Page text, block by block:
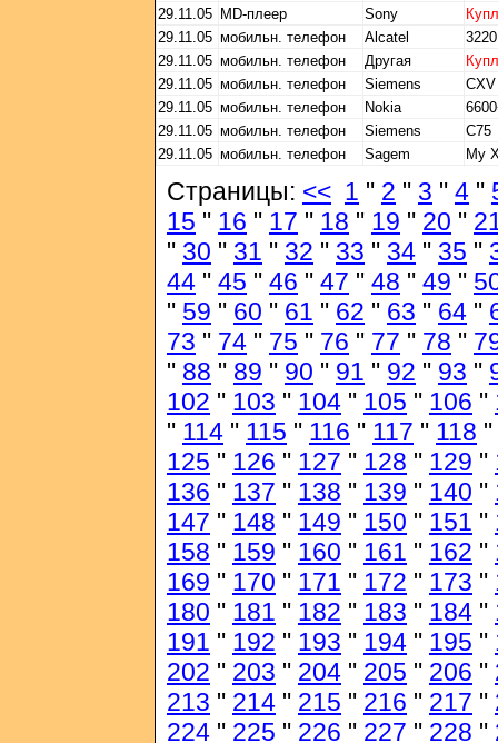
29.11.05 MD-плеер Sony
29.11.05 мобильн. телефон Alcatel
3220
29.11.05 мобильн. телефон Другая
29.11.05 мобильн. телефон Siemens
29.11.05 мобильн. телефон Nokia
29.11.05 мобильн. телефон Siemens
С75
29.11.05 мобильн. телефон Sagem My
Страницы: << 1 " 2 " 3 " 4 "
15 " 16 " 17 " 18 " 19 " 20 "
" 30 " 31 " 32 " 33 " 34 " 35 "
44 " 45 " 46 " 47 " 48 " 49 "
" 59 " 60 " 61 " 62 " 63 " 64 "
73 " 74 " 75 " 76 " 77 " 78 "
" 88 " 89 " 90 " 91 " 92 " 93 "
102 " 103 " 104 " 105 " 106 "
" 114 " 115 " 116 " 117 " 118 "
125 " 126 " 127 " 128 " 129 "
136 " 137 " 138 " 139 " 140 "
147 " 148 " 149 " 150 " 151 "
158 " 159 " 160 " 161 " 162 "
169 " 170 " 171 " 172 " 173 "
180 " 181 " 182 " 183 " 184 "
191 " 192 " 193 " 194 " 195 "
202 " 203 " 204 " 205 " 206 "
213 " 214 " 215 " 216 " 217 "
224 " 225 " 226 " 227 " 228 "